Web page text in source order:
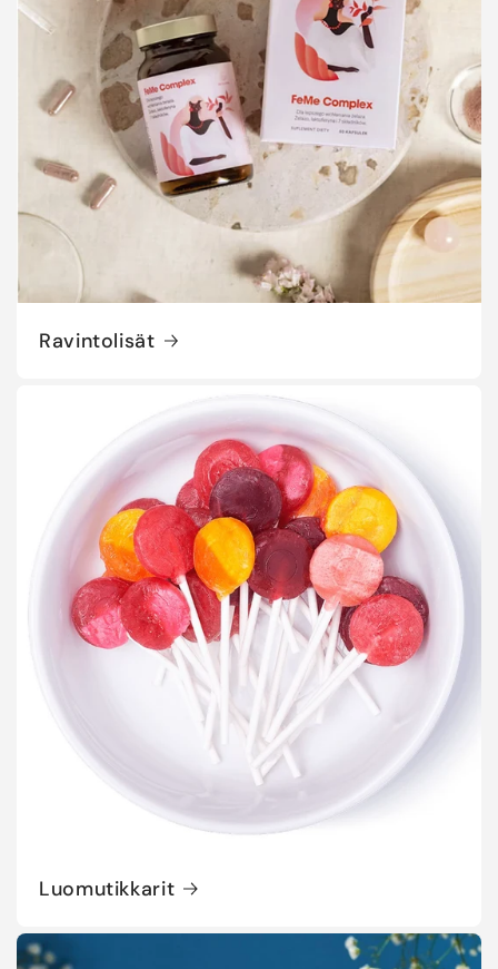
Ravintolisät
Luomutikkarit